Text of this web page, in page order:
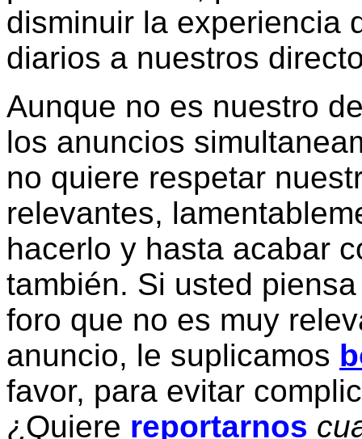
disminuir la experiencia
diarios a nuestros
Aunque no es nuestro
los anuncios
no quiere respetar
relevantes,
hacerlo y hasta acabar
también. Si usted
foro que no es muy
anuncio, le suplicamos
favor, para evitar
¿Quiere reportarnos